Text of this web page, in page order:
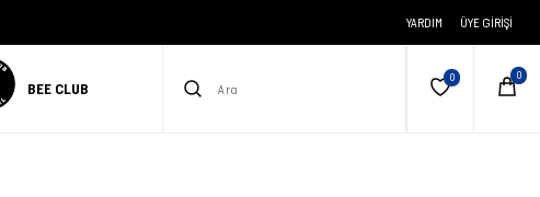
YARDIM ÜYE GIRIŞI
BEE CLUB